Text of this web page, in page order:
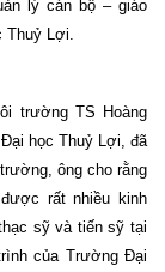
lý cán bộ – giáo
Thuỷ Lợi.
trường TS Hoàng
học Thuỷ Lợi, đã
ông cho rằng
rất nhiều kinh
sỹ và tiến sỹ tại
của Trường Đại